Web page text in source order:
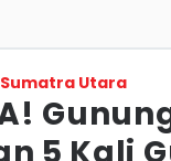
Sumatra Utara